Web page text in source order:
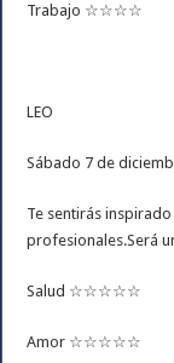
Trabajo ☆☆☆☆
LEO
Sábado 7 de
Te sentirás
profesionales.Será
Salud ☆☆☆☆☆
Amor ☆☆☆☆☆